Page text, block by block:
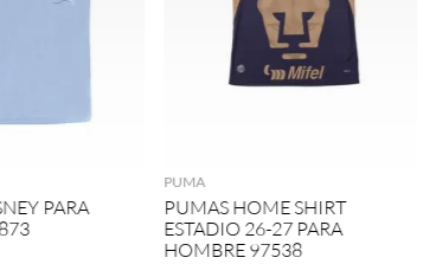
PARA
PUMA
PUMAS HOME SHIRT
ESTADIO 26-27 PARA
HOMBRE 97538